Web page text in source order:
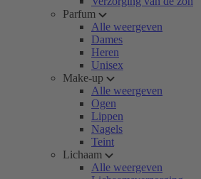
Parfum
Alle weergeven
Dames
Heren
Unisex
Make-up
Alle weergeven
Ogen
Lippen
Nagels
Teint
Lichaam
Alle weergeven